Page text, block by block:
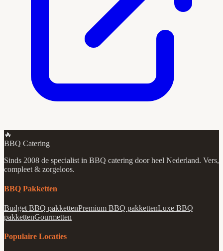
🔥
BBQ Catering
Sinds 2008 de specialist in BBQ catering door heel Nederland. Vers,
compleet & zorgeloos.
BBQ Pakketten
Budget BBQ pakkettenPremium BBQ pakkettenLuxe BBQ
pakkettenGourmetten
Populaire Locaties